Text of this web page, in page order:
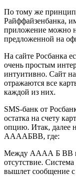
По тому же
Райффайзенбанка,
приложение можно
предложенной на
На сайте Росбанка
очень простым
интуитивно. Сайт
отражаются все
каждой из них.
SMS-банк от
остатка на счету
опцию. Итак, далее
ААААБВВ, где:
Между АААА Б ВВ не
отсутствие.
вышлет сообщение с